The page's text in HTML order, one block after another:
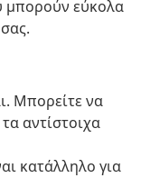
μπορούν εύκολα
Μπορείτε να
αντίστοιχα
κατάλληλο για